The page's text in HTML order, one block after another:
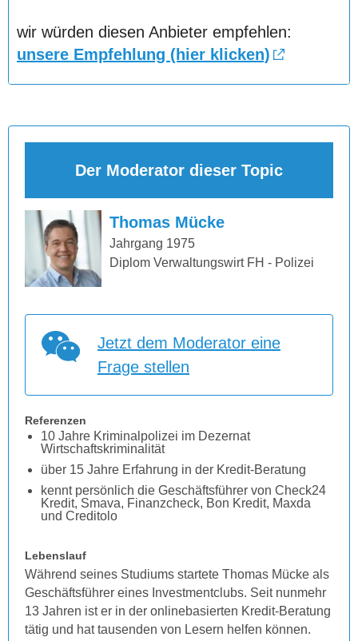
wir würden diesen Anbieter empfehlen:
unsere Empfehlung (hier klicken)
Der Moderator dieser Topic
Thomas Mücke
Jahrgang 1975
Diplom Verwaltungswirt FH - Polizei
Jetzt dem Moderator eine
Frage stellen
Referenzen
10 Jahre Kriminalpolizei im Dezernat
Wirtschaftskriminalität
über 15 Jahre Erfahrung in der Kredit-Beratung
kennt persönlich die Geschäftsführer von Check24
Kredit, Smava, Finanzcheck, Bon Kredit, Maxda
und Creditolo
Lebenslauf
Während seines Studiums startete Thomas Mücke als
Geschäftsführer eines Investmentclubs. Seit nunmehr
13 Jahren ist er in der onlinebasierten Kredit-Beratung
tätig und hat tausenden von Lesern helfen können.